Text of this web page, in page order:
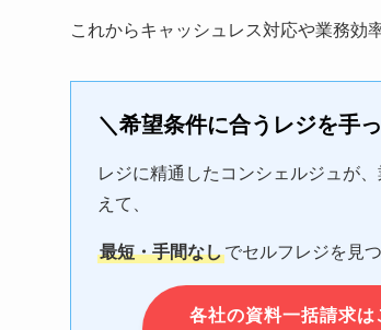
これからキャッシュレス対応や業務効
＼希望条件に合うレジを手
レジに精通したコンシェルジュが
えて、
最短・手間なしでセルフレジを見
各社の資料一括請求は